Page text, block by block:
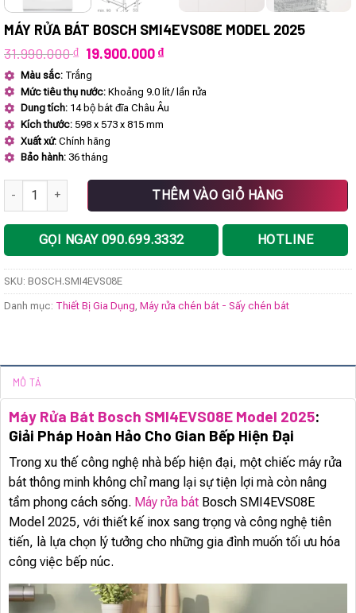
MÁY RỬA BÁT BOSCH SMI4EVS08E MODEL 2025
31.990.000₫ Giá
là:
31.990.000 ₫.
19.900.000₫Giá
là:
19.900.000 ₫.
Màu sắc: Trắng
Mức tiêu thụ nước: Khoảng 9.0 lít/ lần rửa
Dung tích: 14 bộ bát đĩa Châu Âu
Kích thước: 598 x 573 x 815 mm
Xuất xứ: Chính hãng
Bảo hành: 36 tháng
Máy rửa bát BOSCH SMI4EVS08E model 2025 số lượng
THÊM VÀO GIỎ HÀNG
GỌI NGAY 090.699.3332 HOTLINE
SKU: BOSCH.SMI4EVS08E
Danh mục: Thiết Bị Gia Dụng Máy rửa chén bát - Sấy chén bát
MÔ TẢ
Máy Rửa Bát Bosch SMI4EVS08E Model 2025:
Giải Pháp Hoàn Hảo Cho Gian Bếp Hiện Đại
Trong xu thế công nghệ nhà bếp hiện đại, một chiếc máy rửa
bát thông minh không chỉ mang lại sự tiện lợi mà còn nâng
tầm phong cách sống. Máy rửa bát Bosch SMI4EVS08E
Model 2025, với thiết kế inox sang trọng và công nghệ tiên
tiến, là lựa chọn lý tưởng cho những gia đình muốn tối ưu hóa
công việc bếp núc.